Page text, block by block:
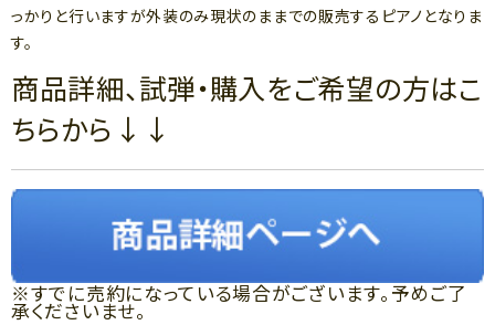
っかりと行いますが外装のみ現状のままでの販売するピアノとなりま
す。
商品詳細、試弾・購入をご希望の方はこ
ちらから↓↓
※すでに売約になっている場合がございます。予めご了
承くださいませ。